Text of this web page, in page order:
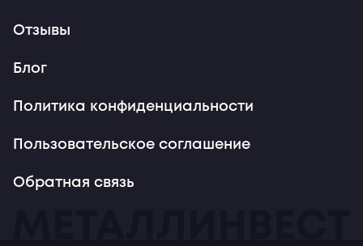
Отзывы
Блог
Политика конфиденциальности
Пользовательское соглашение
Обратная связь